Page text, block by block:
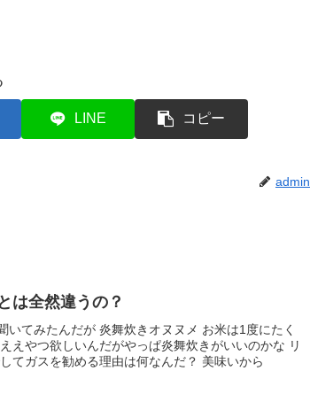
LINE コピー
admin
は全然違うの？
いてみたんだが 炎舞炊きオヌヌメ お米は1度にたく
えやつ欲しいんだがやっぱ炎舞炊きがいいのかな リ
てガスを勧める理由は何なんだ？ 美味いから